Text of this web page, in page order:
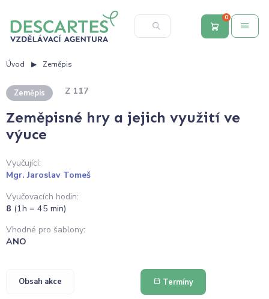
0
Úvod Zeměpis
Zeměpis Z 117
Zeměpisné hry a jejich využití ve
výuce
Vyučující:
Mgr. Jaroslav Tomeš
Vyučovacích hodin:
8 (1h = 45 min)
Vhodné pro šablony:
ANO
Obsah akce Termíny